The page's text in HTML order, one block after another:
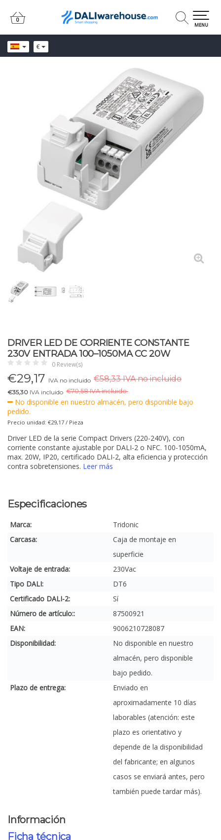
€
0
0
MENU
DRIVER LED DE CORRIENTE CONSTANTE
230V ENTRADA 100–1050MA CC 20W
0 Review(s)
€29,17 IVA no incluido €58,33 IVA no incluido
€35,30 IVA incluido €70,58 IVA incluido.
No disponible en nuestro almacén, pero disponible bajo
pedido.
Precio unidad: €29,17 / Pieza
Driver LED de la serie Compact Drivers (220-240V), con
corriente constante ajustable por DALI-2 o NFC. 100-1050mA,
max. 20W, IP20, certificado DALI-2, alta eficiencia y protección
contra sobretensiones. Leer más
Especificaciones
Marca:
Tridonic
Carcasa:
Caja de montaje en
superficie
Voltaje de entrada:
230Vac
Tipo DALI:
DT6
Certificado DALI-2:
Sí
Número de artículo::
87500921
EAN:
9006210728087
Disponibilidad:
No disponible en nuestro
almacén, pero disponible
bajo pedido.
Plazo de entrega:
Enviado en
aproximadamente 10 días
laborables (atención: este
plazo es orientativo y
depende de la disponibilidad
del fabricante; en algunos
casos se enviará antes, pero
también puede tardar más).
Información
Ficha técnica